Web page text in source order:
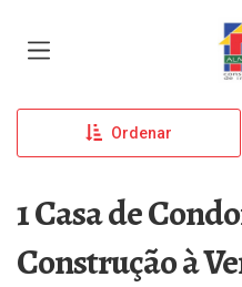
Ordenar
1 Casa de
Construção à